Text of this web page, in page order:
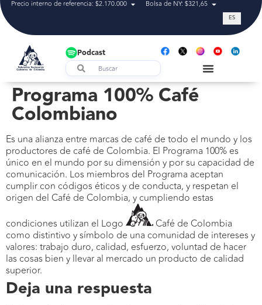
Precio interno de referencia: $2.170.000 Bolsa de NY: $321,65 Tasa de
ES
Podcast
Programa 100% Café
Colombiano
Es una alianza entre marcas de café de todo el mundo y los
productores de café de Colombia. El Programa 100% es
único en el mundo por su dimensión y por su capacidad de
comunicación. Los miembros del Programa aceptan
cumplir con códigos éticos y de conducta, y respetan el
origen del Café de Colombia, y cumpliendo estas
condiciones utilizan el Logo
Café de Colombia
como distintivo y símbolo de una comunidad de intereses y
valores: trabajo duro, calidad, esfuerzo, voluntad de hacer
las cosas bien y llevar al mercado un producto de calidad
superior.
Deja una respuesta